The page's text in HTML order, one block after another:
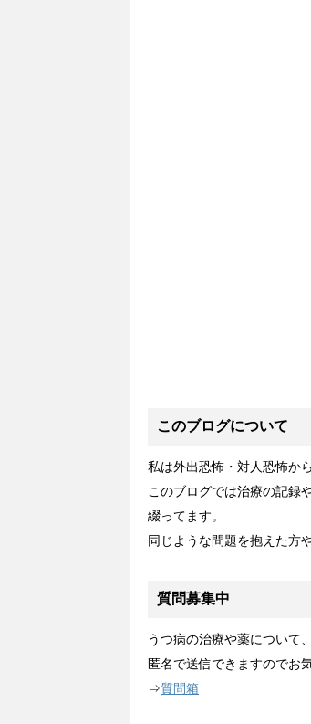
このブログについて
私は外出恐怖・対人恐怖か
このブログでは治療の記録
綴ってます。
同じような問題を抱えた方
質問募集中
うつ病の治療や薬について
匿名で送信できますのでお
⇒質問箱